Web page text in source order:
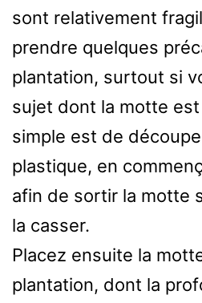
sont relativement
prendre quelques
plantation, surtout si
sujet dont la motte
simple est de
plastique, en
afin de sortir la motte
la casser.
Placez ensuite la
plantation, dont la